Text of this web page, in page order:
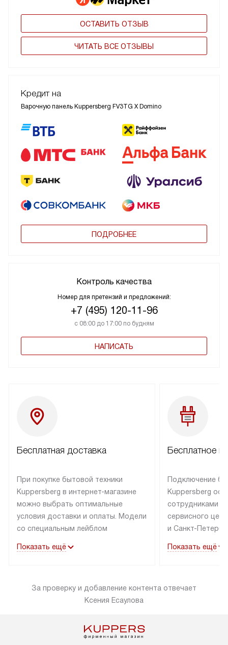
ОСТАВИТЬ ОТЗЫВ
ЧИТАТЬ ВСЕ ОТЗЫВЫ
Кредит на
Варочную панель Kuppersberg FV3ТG X Domino
ПОДРОБНЕЕ
Контроль качества
Номер для претензий и предложений:
+7 (495) 120-11-96
с 08:00 до 17:00 по будням
НАПИСАТЬ
Бесплатная доставка
При покупке бытовой техники
Kuppersberg в интернет-магазине
можно выбрать оптимальные
условия доставки и оплаты. Модели
со специальным лейблом
в пределах МКАД до подъезда,
«в наличии» может быть отправлен
покупателю в течение трех дней.
и другие регионы осуществляется
через транспортную компанию.
Показать ещё
Бесплатное
Подключение
Kuppersberg
сотрудниками
сервисного
и Санкт-
подключается к
за пределы
Показать ещё
За проверку и добавление контента отвечает
Ксения Есаулова